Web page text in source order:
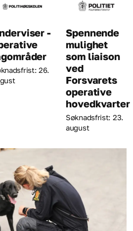
Spennende
mulighet
som liaison
ved
Forsvarets
hovedkvarter
Søknadsfrist: 23.
Søknadsfrist:
august